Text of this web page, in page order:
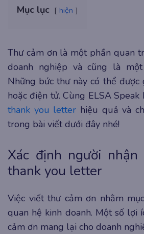
Mục lục hiện
Thư cảm ơn là một phần quan
doanh nghiệp và cũng là
Những bức thư này có thể
hoặc điện tử. Cùng ELSA Speak
thank you letter hiệu quả và
trong bài viết dưới đây nhé!
Xác định người
thank you letter
Việc viết thư cảm ơn nhằm
quan hệ kinh doanh. Một số lợi
cảm ơn mang lại cho doanh